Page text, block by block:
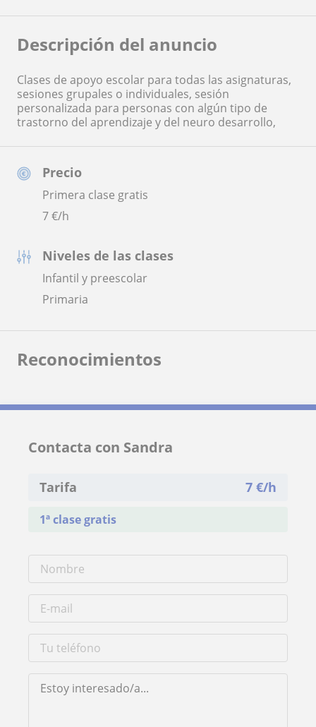
Precio
Primera clase gratis
7€/h
Niveles de las clases
Infantil y preescolar
Primaria
Descripción del anuncio
Clases de apoyo escolar para todas las asignaturas,
sesiones grupales o individuales, sesión
personalizada para personas con algún tipo de
trastorno del aprendizaje y del neuro desarrollo,
Reconocimientos
Contacta con Sandra
Tarifa 7 €/h
1ª clase gratis